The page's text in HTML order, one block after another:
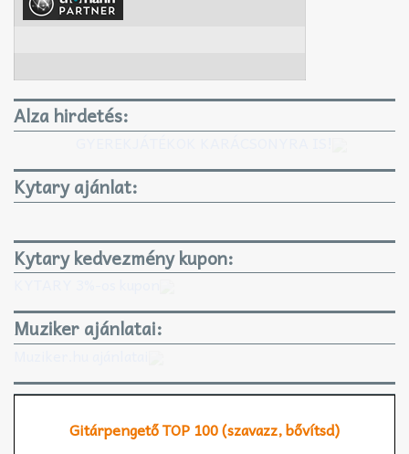
Alza hirdetés:
Kytary ajánlat:
Kytary kedvezmény kupon:
Muziker ajánlatai:
Gitárpengető TOP 100 (szavazz, bővítsd)